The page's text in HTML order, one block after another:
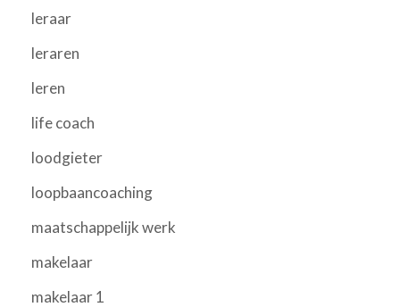
leraar
leraren
leren
life coach
loodgieter
loopbaancoaching
maatschappelijk werk
makelaar
makelaar 1